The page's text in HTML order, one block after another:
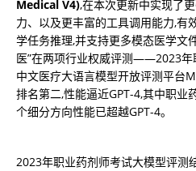
Medical V4),在本次更新中实现了
力、以及更丰富的工具调用能力,有
学任务推理,并支持更多模态医学文
医”在两项行业权威评测——2023年
中文医疗大语言模型开放评测平台
排名第二,性能逼近GPT-4,其中职业
个细分方向性能已超越GPT-4。
2023年职业药剂师考试大模型评测